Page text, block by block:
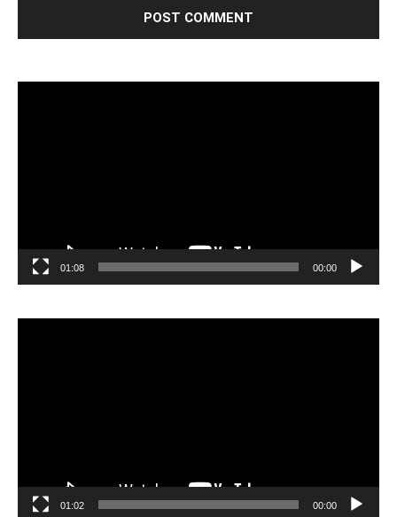
00:00
01:08
00:00
01:02